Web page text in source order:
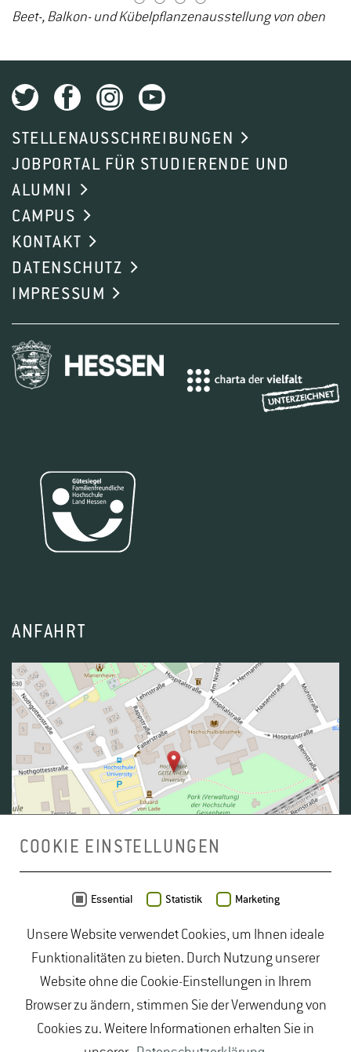
Beet-, Balkon- und Kübelpflanzenausstellung von oben
1 2 3 4
STELLENAUSSCHREIBUNGEN
JOBPORTAL FÜR STUDIERENDE UND
ALUMNI
CAMPUS
KONTAKT
DATENSCHUTZ
IMPRESSUM
ANFAHRT
OpenStreetMap- Veröffentlicht unterODbL
duales Studium Gartenbau| Gartenbau Studium|
Lebensmittelrecht Studium|Lebensmittelsicherheit
Studium| Naturschutz Studium|Oenologie
Studium| Studiengang Logistik|Studiengänge
COOKIE EINSTELLUNGEN
Essential Statistik Marketing
Unsere Website verwendet Cookies, um Ihnen ideale
Funktionalitäten zu bieten. Durch Nutzung unserer
Website ohne die Cookie-Einstellungen in Ihrem
Browser zu ändern, stimmen Sie der Verwendung von
Cookies zu. Weitere Informationen erhalten Sie in